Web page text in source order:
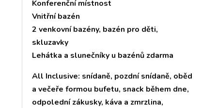
Konferenční místnost
Vnitřní bazén
2 venkovní bazény, bazén pro děti,
skluzavky
Lehátka a slunečníky u bazénů zdarma
All Inclusive: snídaně, pozdní snídaně, oběd
a večeře formou bufetu, snack během dne,
odpolední zákusky, káva a zmrzlina,